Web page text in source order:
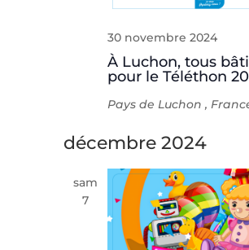
À Luchon, tous
pour le Téléthon
30 novembre 2024
Pays de Luchon,
décembre 2024
sam
7